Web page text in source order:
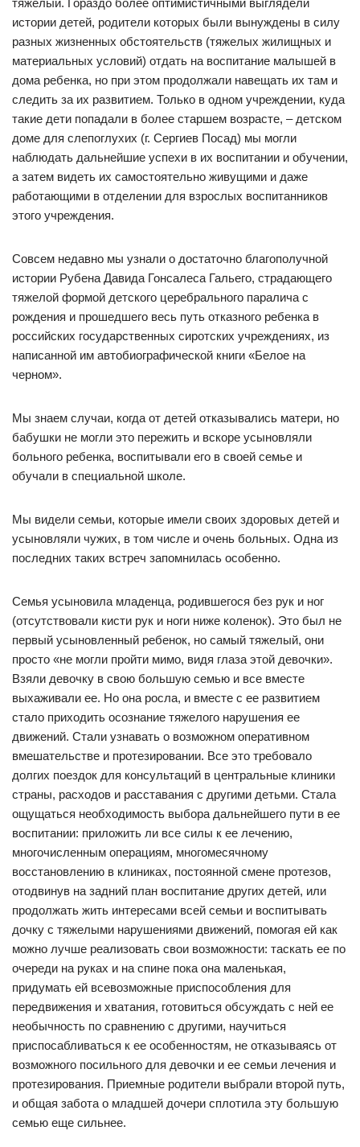
тяжелый. Гораздо более оптимистичными выглядели
истории детей, родители которых были вынуждены в силу
разных жизненных обстоятельств (тяжелых жилищных и
материальных условий) отдать на воспитание малышей в
дома ребенка, но при этом продолжали навещать их там и
следить за их развитием. Только в одном учреждении, куда
такие дети попадали в более старшем возрасте, – детском
доме для слепоглухих (г. Сергиев Посад) мы могли
наблюдать дальнейшие успехи в их воспитании и обучении,
а затем видеть их самостоятельно живущими и даже
работающими в отделении для взрослых воспитанников
этого учреждения.
Совсем недавно мы узнали о достаточно благополучной
истории Рубена Давида Гонсалеса Гальего, страдающего
тяжелой формой детского церебрального паралича с
рождения и прошедшего весь путь отказного ребенка в
российских государственных сиротских учреждениях, из
написанной им автобиографической книги «Белое на
черном».
Мы знаем случаи, когда от детей отказывались матери, но
бабушки не могли это пережить и вскоре усыновляли
больного ребенка, воспитывали его в своей семье и
обучали в специальной школе.
Мы видели семьи, которые имели своих здоровых детей и
усыновляли чужих, в том числе и очень больных. Одна из
последних таких встреч запомнилась особенно.
Семья усыновила младенца, родившегося без рук и ног
(отсутствовали кисти рук и ноги ниже коленок). Это был не
первый усыновленный ребенок, но самый тяжелый, они
просто «не могли пройти мимо, видя глаза этой девочки».
Взяли девочку в свою большую семью и все вместе
выхаживали ее. Но она росла, и вместе с ее развитием
стало приходить осознание тяжелого нарушения ее
движений. Стали узнавать о возможном оперативном
вмешательстве и протезировании. Все это требовало
долгих поездок для консультаций в центральные клиники
страны, расходов и расставания с другими детьми. Стала
ощущаться необходимость выбора дальнейшего пути в ее
воспитании: приложить ли все силы к ее лечению,
многочисленным операциям, многомесячному
восстановлению в клиниках, постоянной смене протезов,
отодвинув на задний план воспитание других детей, или
продолжать жить интересами всей семьи и воспитывать
дочку с тяжелыми нарушениями движений, помогая ей как
можно лучше реализовать свои возможности: таскать ее по
очереди на руках и на спине пока она маленькая,
придумать ей всевозможные приспособления для
передвижения и хватания, готовиться обсуждать с ней ее
необычность по сравнению с другими, научиться
приспосабливаться к ее особенностям, не отказываясь от
возможного посильного для девочки и ее семьи лечения и
протезирования. Приемные родители выбрали второй путь,
и общая забота о младшей дочери сплотила эту большую
семью еще сильнее.